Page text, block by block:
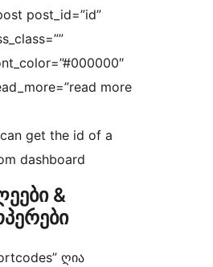
post_id=”id”
more
get the id of a
dashboard
&
ღია